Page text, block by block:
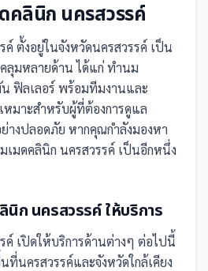
คลินิก นครสวรรค์
ค์ ตั้งอยู่ในจังหวัดนครสวรรค์ เป็น
ลุมหลายด้าน ได้แก่ ทำนม
ฟิลเลอร์ พร้อมทีมงานและ
มาะสำหรับผู้ที่ต้องการดูแล
างปลอดภัย หากคุณกำลังมองหา
เมดคลินิก นครสวรรค์ เป็นอีกหนึ่ง
นิก นครสวรรค์ให้บริการ
ค์ เปิดให้บริการด้านต่างๆ ต่อไปนี้
นครสวรรค์และจังหวัดใกล้เคียง